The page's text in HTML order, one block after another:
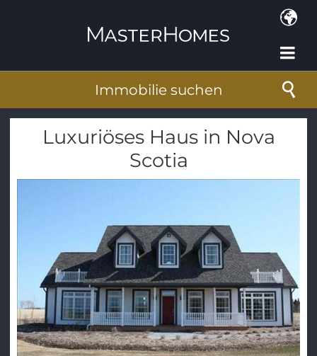
Immobilie suchen
Luxuriöses Haus in Nova
Scotia